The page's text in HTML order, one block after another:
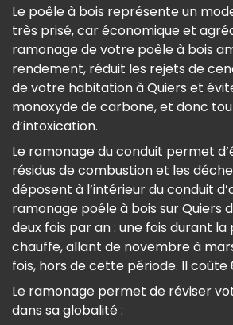
Le poêle à bois représente un
très prisé, car économique et
ramonage de votre poêle à bois
rendement, réduit les rejets de
de votre habitation à Quiers et
monoxyde de carbone, et donc
d’intoxication.
Le ramonage du conduit permet
résidus de combustion et les
déposent à l’intérieur du conduit
ramonage poêle à bois sur Quiers
deux fois par an : une fois durant la
chauffe, allant de novembre à
fois, hors de cette période. Il coûte
Le ramonage permet de réviser
dans sa globalité :